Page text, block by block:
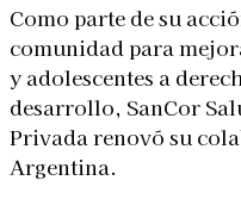
Como parte de su
comunidad para
y adolescentes a
desarrollo, SanCor
Privada renovó su
Argentina.